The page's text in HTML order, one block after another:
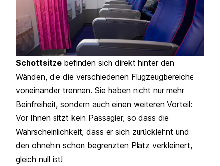
Schottsitze befinden sich direkt hinter den
Wänden, die die verschiedenen Flugzeugbereiche
voneinander trennen. Sie haben nicht nur mehr
Beinfreiheit, sondern auch einen weiteren Vorteil:
Vor Ihnen sitzt kein Passagier, so dass die
Wahrscheinlichkeit, dass er sich zurücklehnt und
den ohnehin schon begrenzten Platz verkleinert,
gleich null ist!